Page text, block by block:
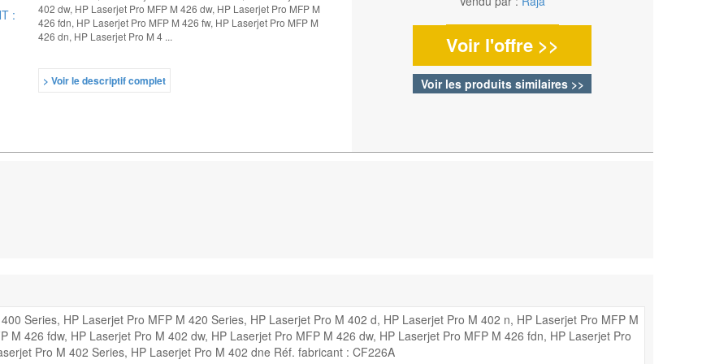
402 dw, HP Laserjet Pro MFP M 426 dw, HP Laserjet Pro MFP M
426 fdn, HP Laserjet Pro MFP M 426 fw, HP Laserjet Pro MFP M
426 dn, HP Laserjet Pro M 4 ...
> Voir le descriptif complet
Voir l'offre >>
Voir les produits similaires >>
Series, HP Laserjet Pro MFP M 420 Series, HP Laserjet Pro M 402 d, HP Laserjet Pro M 402 n, HP Laserjet Pro MFP M
M 426 fdw, HP Laserjet Pro M 402 dw, HP Laserjet Pro MFP M 426 dw, HP Laserjet Pro MFP M 426 fdn, HP Laserjet Pro
Pro M 402 Series, HP Laserjet Pro M 402 dne Réf. fabricant : CF226A